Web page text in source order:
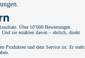
Über 10’000 Bewertungen
Und sie erzählen davon – ehrlich, direkt
Produkten und dem Service ist. Er steht